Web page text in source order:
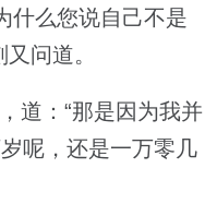
什么您说自己不是
问道。
道：“那是因为我并
呢，还是一万零几